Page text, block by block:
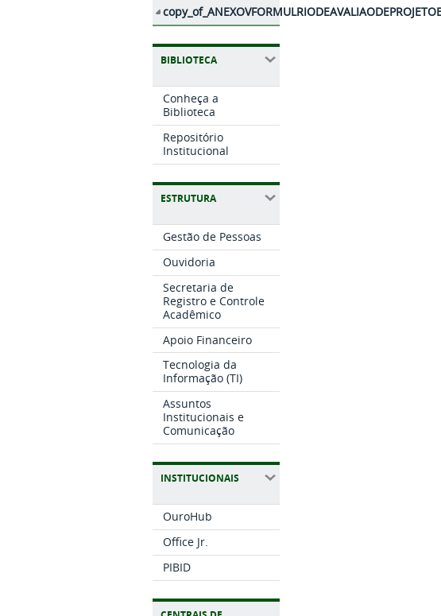
BIBLIOTECA
Conheça a
Biblioteca
Repositório
Institucional
ESTRUTURA
Gestão de Pessoas
Ouvidoria
Secretaria de
Registro e Controle
Acadêmico
Apoio Financeiro
Tecnologia da
Informação (TI)
Assuntos
Institucionais e
Comunicação
INSTITUCIONAIS
OuroHub
Office Jr.
PIBID